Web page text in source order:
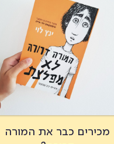
מכירים כבר את המורה